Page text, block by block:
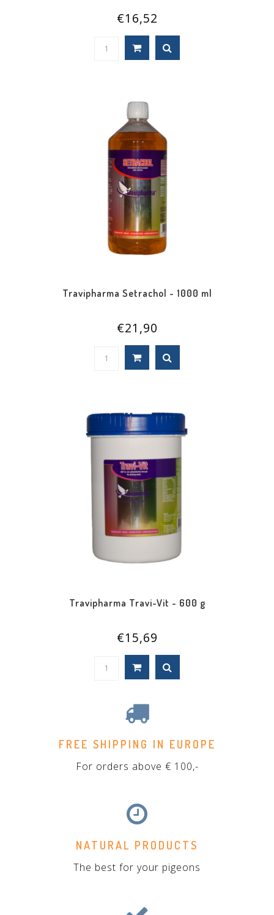
€16,52
Travipharma Setrachol - 1000 ml
€21,90
Travipharma Travi-Vit - 600 g
€15,69
FREE SHIPPING IN EUROPE
For orders above € 100,-
NATURAL PRODUCTS
The best for your pigeons